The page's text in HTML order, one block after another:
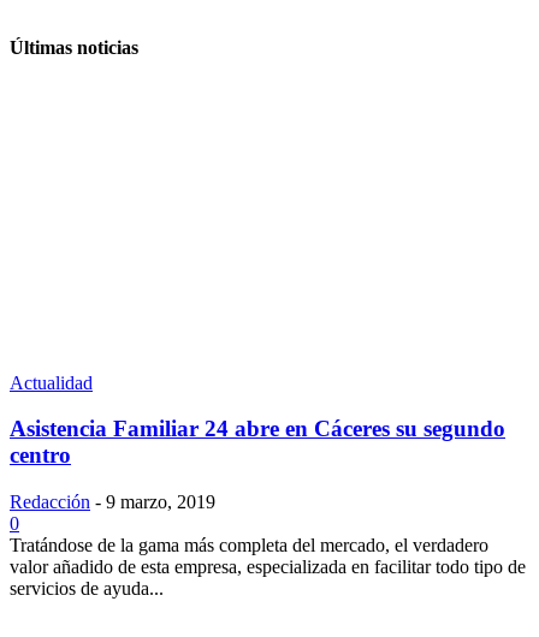
Últimas noticias
Actualidad
Asistencia Familiar 24 abre en Cáceres su segundo
centro
Redacción - 9 marzo, 2019
0
Tratándose de la gama más completa del mercado, el verdadero
valor añadido de esta empresa, especializada en facilitar todo tipo de
servicios de ayuda...